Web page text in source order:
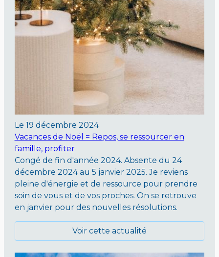
Le 19 décembre 2024
Vacances de Noël = Repos, se ressourcer en
famille, profiter
Congé de fin d'année 2024. Absente du 24
décembre 2024 au 5 janvier 2025. Je reviens
pleine d'énergie et de ressource pour prendre
soin de vous et de vos proches. On se retrouve
en janvier pour des nouvelles résolutions.
Voir cette actualité